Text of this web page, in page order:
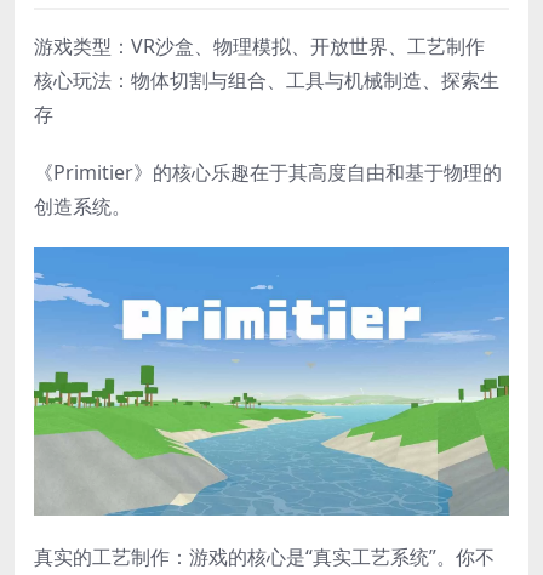
游戏类型​：VR沙盒、物理模拟、开放世界、工艺制作
​核心玩法：物体切割与组合、工具与机械制造、探索生
存
《Primitier》的核心乐趣在于其高度自由和基于物理的
创造系统。
​真实的工艺制作​：游戏的核心是“真实工艺系统”。你不